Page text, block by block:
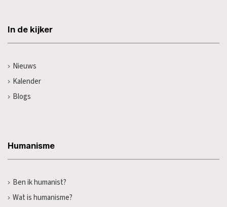
In de kijker
Nieuws
Kalender
Blogs
Humanisme
Ben ik humanist?
Wat is humanisme?